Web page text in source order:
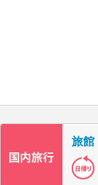
旅館